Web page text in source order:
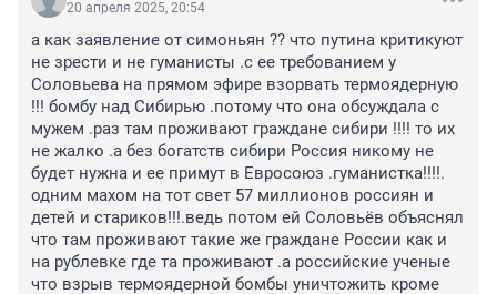
20 апреля 2025, 20:54
а как заявление от симоньян ?? что путина критикуют
не зрести и не гуманисты .с ее требованием у
Соловьева на прямом эфире взорвать термоядерную
!!! бомбу над Сибирью .потому что она обсуждала с
мужем .раз там проживают граждане сибири !!!! то их
не жалко .а без богатств сибири Россия никому не
будет нужна и ее примут в Евросоюз .гуманистка!!!!.
одним махом на тот свет 57 миллионов россиян и
детей и стариков!!!.ведь потом ей Соловьёв объяснял
что там проживают такие же граждане России как и
на рублевке где та проживают .а российские ученые
что взрыв термоядерной бомбы уничтожить кроме